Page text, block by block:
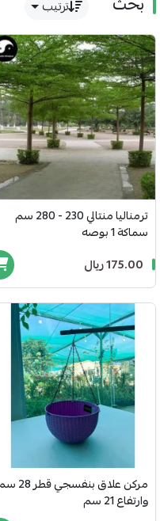
ترتيب
ترمناليا منتالي 230 - 280 سم
سماكة 1 بوصه
175.00 ريال
مركن علاق بنفسجي قطر 28 سم
وارتفاع 21 سم